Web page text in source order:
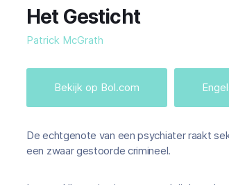
Het Gesticht
Patrick McGrath
Bekijk op Bol.com
De echtgenote van een psychiater raakt
een zwaar gestoorde crimineel.